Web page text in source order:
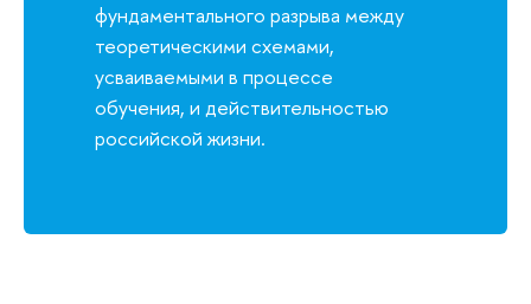
фундаментального разрыва между
теоретическими схемами,
усваиваемыми в процессе
обучения, и действительностью
российской жизни.